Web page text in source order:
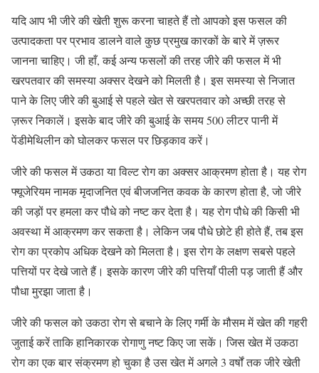
यदि आप भी जीरे की खेती शुरू करना चाहते हैं तो आपको इस फसल की
उत्पादकता पर प्रभाव डालने वाले कुछ प्रमुख कारकों के बारे में ज़रूर
जानना चाहिए। जी हाँ, कई अन्य फसलों की तरह जीरे की फसल में भी
खरपतवार की समस्या अक्सर देखने को मिलती है। इस समस्या से निजात
पाने के लिए जीरे की बुआई से पहले खेत से खरपतवार को अच्छी तरह से
ज़रूर निकालें। इसके बाद जीरे की बुआई के समय 500 लीटर पानी में
पेंडीमेथिलीन को घोलकर फसल पर छिड़काव करें।
जीरे की फसल में उकठा या विल्ट रोग का अक्सर आक्रमण होता है। यह रोग
फ्यूजेरियम नामक मृदाजनित एवं बीजजनित कवक के कारण होता है, जो जीरे
की जड़ों पर हमला कर पौधे को नष्ट कर देता है। यह रोग पौधे की किसी भी
अवस्था में आक्रमण कर सकता है। लेकिन जब पौधे छोटे ही होते हैं, तब इस
रोग का प्रकोप अधिक देखने को मिलता है। इस रोग के लक्षण सबसे पहले
पत्तियों पर देखे जाते हैं। इसके कारण जीरे की पत्तियाँ पीली पड़ जाती हैं और
पौधा मुरझा जाता है।
जीरे की फसल को उकठा रोग से बचाने के लिए गर्मी के मौसम में खेत की गहरी
जुताई करें ताकि हानिकारक रोगाणु नष्ट किए जा सकें। जिस खेत में उकठा
रोग का एक बार संक्रमण हो चुका है उस खेत में अगले 3 वर्षों तक जीरे खेती